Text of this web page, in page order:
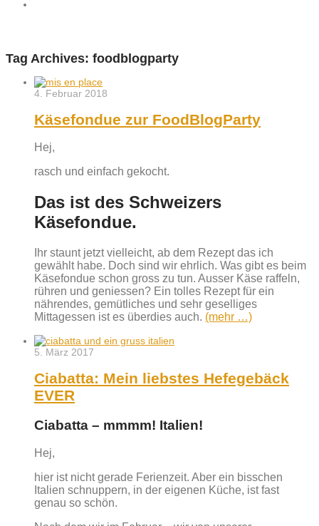
Tag Archives: foodblogparty
4. Februar 2018
Käsefondue zur FoodBlogParty
Hej,
rasch und einfach gekocht.
Das ist des Schweizers
Käsefondue.
Ihr staunt jetzt vielleicht, ab dem Rezept das ich
gewählt habe. Doch sind wir ehrlich. Was gibt es beim
Käsefondue schon gross zu tun. Ausser Käse raffeln,
rühren und geniessen? Ein tolles Rezept für ein
nährendes, gemütliches und sehr geselliges
Mittagessen ist es überdies auch. (mehr …)
5. März 2017
Ciabatta: Mein liebstes Hefegebäck
EVER
Ciabatta – mmmm! Italien!
Hej,
hier ist nicht gerade Ferienzeit. Aber ein bisschen
Italien schnuppern, in der eigenen Küche, ist fast
genau so schön.